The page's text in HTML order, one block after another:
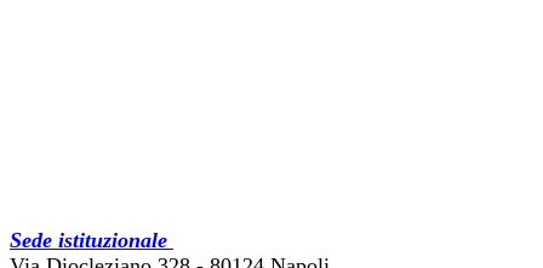
Sede istituzionale